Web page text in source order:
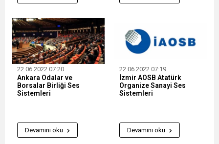
22.06.2022 07:20
Ankara Odalar ve
Borsalar Birliği Ses
Sistemleri
Devamını oku
22.06.2022 07:19
İzmir AOSB Atatürk
Organize Sanayi Ses
Sistemleri
Devamını oku